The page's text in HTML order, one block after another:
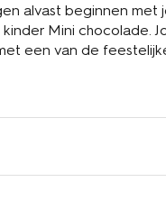
alvast beginnen
Mini chocolade.
een van de